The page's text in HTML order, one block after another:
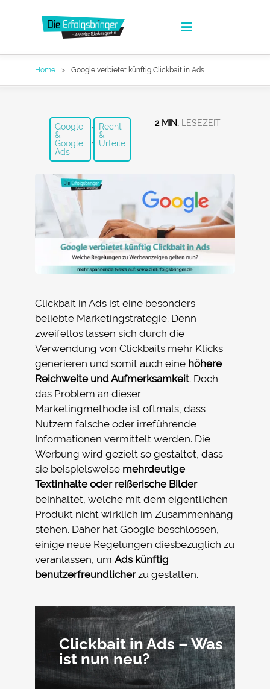
Toggle
Die Erfolgsbringer
Werbeagentur Jobs
Suche
Fullservice Marketing in Deiner Sprache
Home Google verbietet künftig Clickbait in Ads
Google
&
Google
Ads
,
,
Recht
&
Urteile
2 MIN.
Clickbait in Ads ist eine besonders
beliebte Marketingstrategie. Denn
zweifellos lassen sich durch die
Verwendung von Clickbaits mehr Klicks
generieren und somit auch eine höhere
Reichweite und Aufmerksamkeit. Doch
das Problem an dieser
Marketingmethode ist oftmals, dass
Nutzern falsche oder irreführende
Informationen vermittelt werden. Die
Werbung wird gezielt so gestaltet, dass
sie beispielsweise mehrdeutige
Textinhalte oder reißerische Bilder
beinhaltet, welche mit dem eigentlichen
Produkt nicht wirklich im Zusammenhang
stehen. Daher hat Google beschlossen,
einige neue Regelungen diesbezüglich zu
veranlassen, umAds künftig
benutzerfreundlicherzu gestalten.
Clickbait in Ads – Was
ist nun neu?